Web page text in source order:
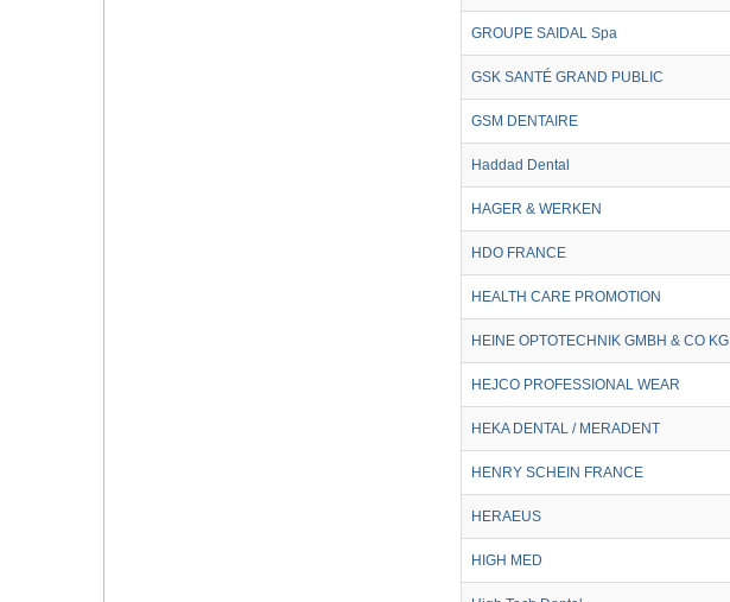
GROUPE SAIDAL Spa
GSK SANTÉ GRAND PUBLIC
GSM DENTAIRE
Haddad Dental
HAGER & WERKEN
HDO FRANCE
HEALTH CARE PROMOTION
HEINE OPTOTECHNIK GMBH & CO KG
HEJCO PROFESSIONAL WEAR
HEKA DENTAL / MERADENT
HENRY SCHEIN FRANCE
HERAEUS
HIGH MED